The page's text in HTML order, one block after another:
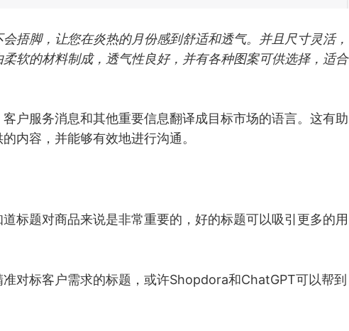
会捂脚，让您在炎热的月份感到舒适和透气。并且尺寸灵活，
软的材料制成，透气性良好，并有各种图案可供选择，适合
户服务消息和其他重要信息翻译成目标市场的语言。这有助
内容，并能够有效地进行沟通。
标题对商品来说是非常重要的，好的标题可以吸引更多的用
对标客户需求的标题，或许Shopdora和ChatGPT可以帮到